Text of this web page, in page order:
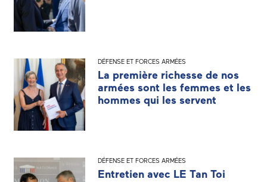
DÉFENSE ET FORCES ARMÉES
La première richesse de nos
armées sont les femmes et les
hommes qui les servent
DÉFENSE ET FORCES ARMÉES
Entretien avec LE Tan Toi